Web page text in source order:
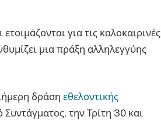
για τις καλοκαιρινές
μια πράξη αλληλεγγύης
δράση εθελοντικής
την Τρίτη 30 και